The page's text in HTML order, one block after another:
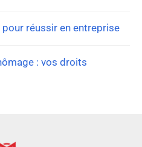
réussir en entreprise
: vos droits